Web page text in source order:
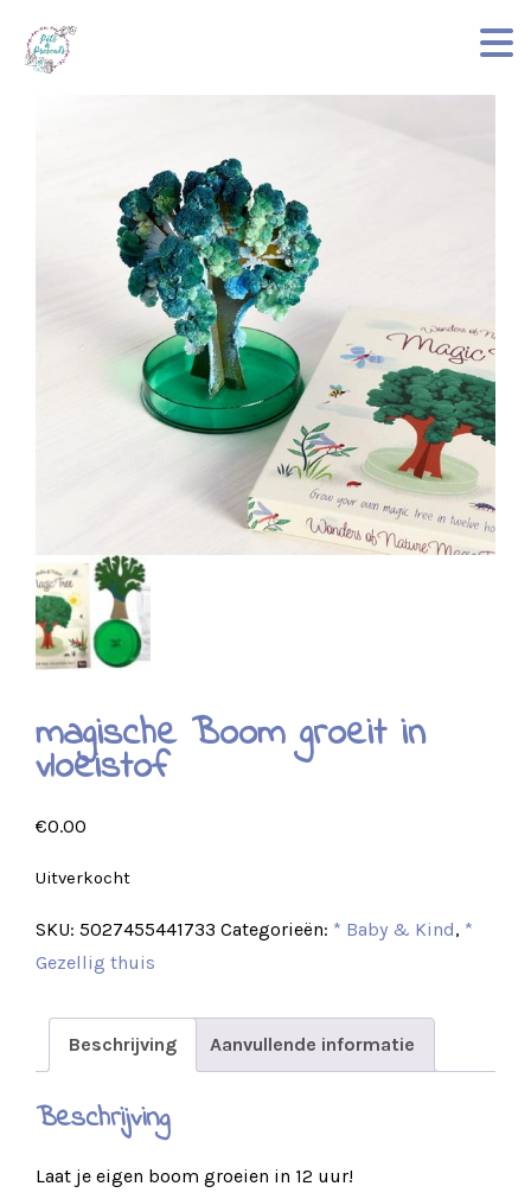
magische Boom groeit in
vloeistof
€0.00
Uitverkocht
SKU: 5027455441733 Categorieën: * Baby & Kind, *
Gezellig thuis
Beschrijving Aanvullende informatie
Beschrijving
Laat je eigen boom groeien in 12 uur!